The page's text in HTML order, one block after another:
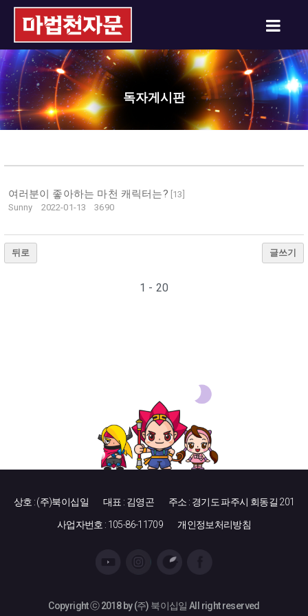
독자게시판
여러분이 좋아하는 마천 캐릭터는? 13
Sunny
2022-01-13 3690
뒤로 글쓰기
1 - 20
상호 : (주)북이십일 대표 : 김영곤 주소 : 경기도 파주시 회동길 201
사업자번호 : 105-86-11709 개인정보처리방침
Copyright ⓒ 2018 by (주) 북이십일 All right reserved